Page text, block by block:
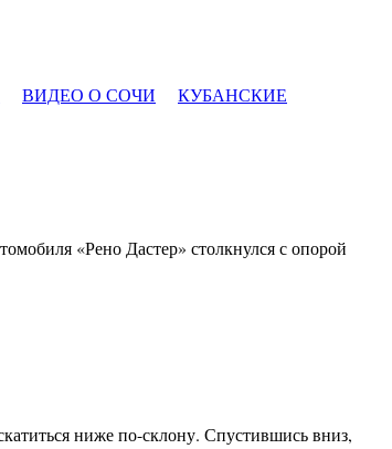
ВИДЕО О СОЧИ
КУБАНСКИЕ
«Рено Дастер» столкнулся с опорой
ниже по-склону. Спустившись вниз,